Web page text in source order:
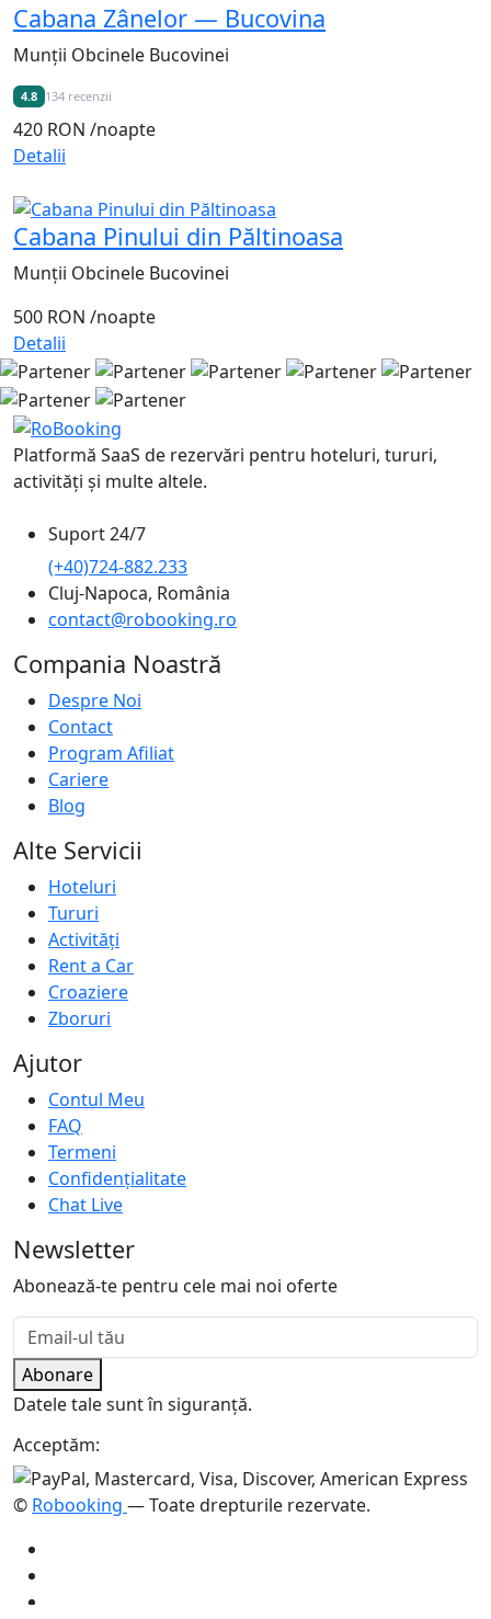
Cabana Zânelor — Bucovina
Munții Obcinele Bucovinei
4.8 134 recenzii
420 RON /noapte
Detalii
Cabana Pinului din Păltinoasa
Munții Obcinele Bucovinei
500 RON /noapte
Detalii
Platformă SaaS de rezervări pentru hoteluri, tururi,
activități și multe altele.
Suport 24/7
(+40)724-882.233
Cluj-Napoca, România
contact@robooking.ro
Compania Noastră
Despre Noi
Contact
Program Afiliat
Cariere
Blog
Alte Servicii
Hoteluri
Tururi
Activități
Rent a Car
Croaziere
Zboruri
Ajutor
Contul Meu
FAQ
Termeni
Confidențialitate
Chat Live
Newsletter
Abonează-te pentru cele mai noi oferte
Abonare
Datele tale sunt în siguranță.
Acceptăm:
© Robooking — Toate drepturile rezervate.